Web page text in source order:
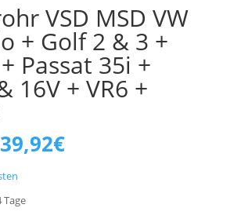
VSD MSD VW
+ Golf 2 & 3 +
Passat 35i +
16V + VR6 +
Ursprünglicher
Preis
39,92€Aktueller
Preis
Tage